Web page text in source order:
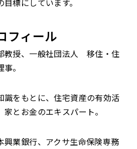
標にしています。
フィール
授、一般社団法人 移住・住
。
識をもとに、住宅資産の有効活
とお金のエキスパート。
興業銀行、アクサ生命保険専務